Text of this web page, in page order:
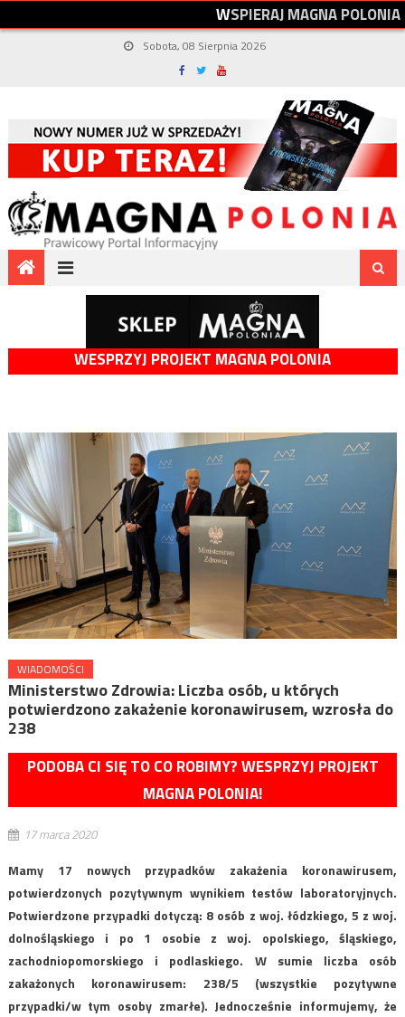
WSPIERAJMAGNAPOLONIA
Sobota, 08 Sierpnia 2026
WESPRZYJ PROJEKT MAGNA POLONIA
WIADOMOŚCI
Ministerstwo Zdrowia: Liczba osób, u których
potwierdzono zakażenie koronawirusem, wzrosła do
238
PODOBA CI SIĘ TO CO ROBIMY? WESPRZYJ PROJEKT
MAGNA POLONIA!
17 marca 2020
Mamy 17 nowych przypadków zakażenia koronawirusem,
potwierdzonych pozytywnym wynikiem testów laboratoryjnych.
Potwierdzone przypadki dotyczą: 8 osób z woj. łódzkiego, 5 z woj.
dolnośląskiego i po 1 osobie z woj. opolskiego, śląskiego,
zachodniopomorskiego i podlaskiego. W sumie liczba osób
zakażonych koronawirusem: 238/5 (wszystkie pozytywne
przypadki/w tym osoby zmarłe). Jednocześnie informujemy, że